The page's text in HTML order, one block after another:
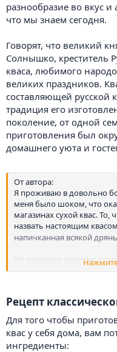
разнообразие во вкус и
что мы знаем сегодня.
Говорят, что великий
Солнышко, креститель
кваса, любимого
великих праздников.
составляющей русской
традиция его
поколение, от одной
приготовления был
домашнего уюта и
От автора:
Я проживаю в довольно
меня было шоком, что
магазинах сухой квас. То,
назвать настоящим
напичканная всякой
Не поверите дорогие
сухой квас, и его я нашёл
Рецепт
Для того чтобы
квас у себя дома, вам
ингредиенты: